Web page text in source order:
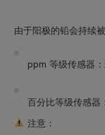
由于阳极的铅会持续
ppm 等级传感器
百分比等级传感器
注意：